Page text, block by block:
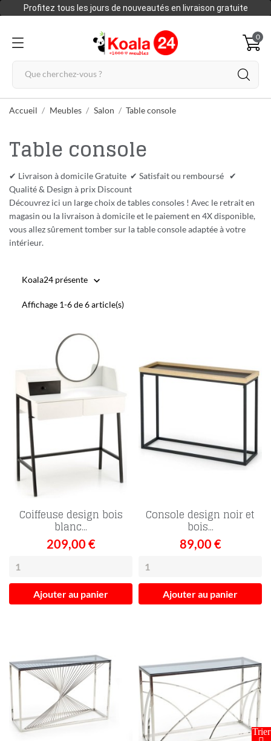
Profitez tous les jours de nouveautés en livraison gratuite
0
Accueil Meubles Salon Table console
Table console
✔ Livraison à domicile Gratuite ✔ Satisfait ou remboursé ✔
Qualité & Design à prix Discount
Découvrez ici un large choix de tables consoles ! Avec le retrait en
magasin ou la livraison à domicile et le paiement en 4X disponible,
vous allez sûrement tomber sur la table console adaptée à votre
intérieur.
Koala24 présente 
Affichage 1-6 de 6 article(s)
Coiffeuse design bois
blanc...
209,00 €
Ajouter au panier
Console design noir et
bois...
89,00 €
Ajouter au panier
FILTRER